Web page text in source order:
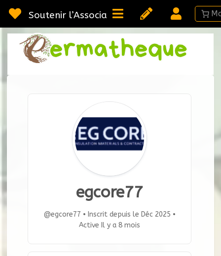
au
contenu
Soutenir l’Association
sur la
egcore77
@egcore77 • Inscrit depuis le Déc 2025 •
Active Il y a 8 mois